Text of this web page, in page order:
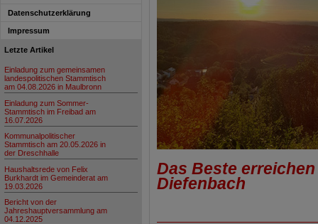
Datenschutzerklärung
Impressum
Letzte Artikel
Einladung zum gemeinsamen
landespolitischen Stammtisch
am 04.08.2026 in Maulbronn
Einladung zum Sommer-
Stammtisch im Freibad am
16.07.2026
Kommunalpolitischer
Stammtisch am 20.05.2026 in
der Dreschhalle
Haushaltsrede von Felix
Burkhardt im Gemeinderat am
19.03.2026
Bericht von der
Jahreshauptversammlung am
04.12.2025
Das Beste
Diefenbach